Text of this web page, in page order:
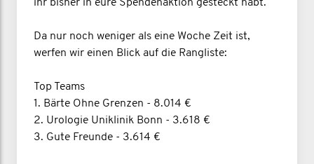
ihr bisher in eure Spendenaktion gesteckt habt.
Da nur noch weniger als eine Woche Zeit ist,
werfen wir einen Blick auf die Rangliste:
Top Teams
1. Bärte Ohne Grenzen - 8.014 €
2. Urologie Uniklinik Bonn - 3.618 €
3. Gute Freunde - 3.614 €